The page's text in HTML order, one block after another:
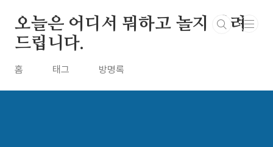
오늘은 어디서 뭐하고 놀지 알려
드립니다.
홈 태그 방명록